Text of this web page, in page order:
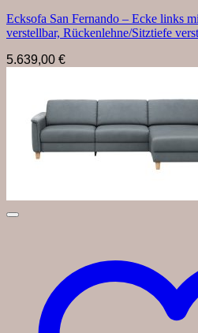
Ecksofa San Fernando – Ecke links
verstellbar, Rückenlehne/Sitztiefe
5.639,00 €